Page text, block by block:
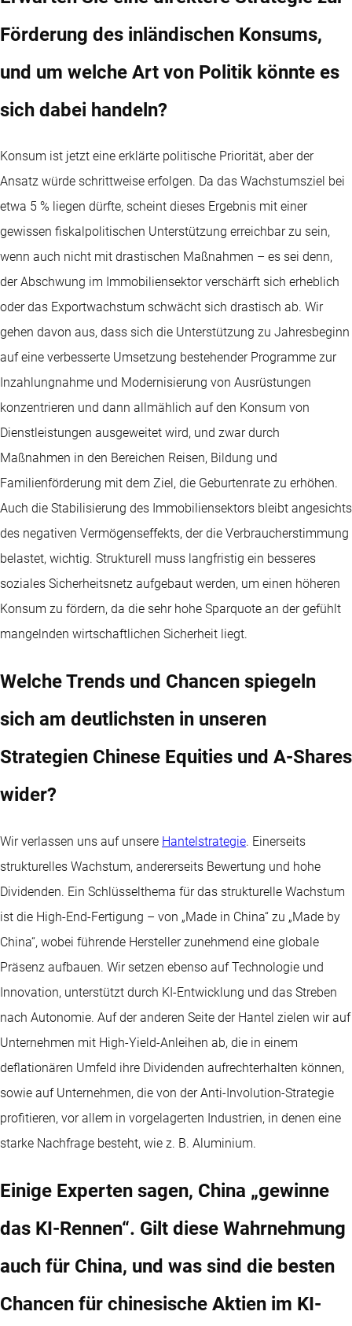
Förderung des inländischen Konsums,
und um welche Art von Politik könnte es
sich dabei handeln?
Konsum ist jetzt eine erklärte politische Priorität, aber der
Ansatz würde schrittweise erfolgen. Da das Wachstumsziel bei
etwa 5 % liegen dürfte, scheint dieses Ergebnis mit einer
gewissen fiskalpolitischen Unterstützung erreichbar zu sein,
wenn auch nicht mit drastischen Maßnahmen – es sei denn,
der Abschwung im Immobiliensektor verschärft sich erheblich
oder das Exportwachstum schwächt sich drastisch ab. Wir
gehen davon aus, dass sich die Unterstützung zu Jahresbeginn
auf eine verbesserte Umsetzung bestehender Programme zur
Inzahlungnahme und Modernisierung von Ausrüstungen
konzentrieren und dann allmählich auf den Konsum von
Dienstleistungen ausgeweitet wird, und zwar durch
Maßnahmen in den Bereichen Reisen, Bildung und
Familienförderung mit dem Ziel, die Geburtenrate zu erhöhen.
Auch die Stabilisierung des Immobiliensektors bleibt angesichts
des negativen Vermögenseffekts, der die Verbraucherstimmung
belastet, wichtig. Strukturell muss langfristig ein besseres
soziales Sicherheitsnetz aufgebaut werden, um einen höheren
Konsum zu fördern, da die sehr hohe Sparquote an der gefühlt
mangelnden wirtschaftlichen Sicherheit liegt.
Welche Trends und Chancen spiegeln
sich am deutlichsten in unseren
Strategien Chinese Equities und A-Shares
wider?
Wir verlassen uns auf unsere Hantelstrategie. Einerseits
strukturelles Wachstum, andererseits Bewertung und hohe
Dividenden. Ein Schlüsselthema für das strukturelle Wachstum
ist die High-End-Fertigung – von „Made in China“ zu „Made by
China“, wobei führende Hersteller zunehmend eine globale
Präsenz aufbauen. Wir setzen ebenso auf Technologie und
Innovation, unterstützt durch KI-Entwicklung und das Streben
nach Autonomie. Auf der anderen Seite der Hantel zielen wir auf
Unternehmen mit High-Yield-Anleihen ab, die in einem
deflationären Umfeld ihre Dividenden aufrechterhalten können,
sowie auf Unternehmen, die von der Anti-Involution-Strategie
profitieren, vor allem in vorgelagerten Industrien, in denen eine
starke Nachfrage besteht, wie z. B. Aluminium.
Einige Experten sagen, China „gewinne
das KI-Rennen“. Gilt diese Wahrnehmung
auch für China, und was sind die besten
Chancen für chinesische Aktien im KI-